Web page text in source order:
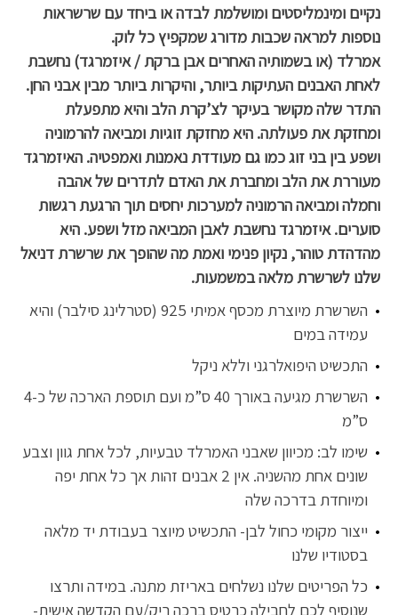
נקיים ומינמליסטים ומושלמת לבדה או ביחד עם שרשראות
נוספות למראה שכבות מדורג שמקפיץ כל לוק.
אמרלד (או בשמותיה האחרים אבן ברקת / איזמרגד) נחשבת
לאחת האבנים העתיקות ביותר, והיקרות ביותר מבין אבני החן.
התדר שלה מקושר בעיקר לצ’קרת הלב והיא מתפעלת
ומחזקת את פעולתה. היא מחזקת זוגיות ומביאה להרמוניה
ושפע בין בני זוג כמו גם מעודדת נאמנות ואמפטיה. האיזמרגד
מעוררת את הלב ומחברת את האדם לתדרים של אהבה
וחמלה ומביאה הרמוניה למערכות יחסים תוך הרגעת רגשות
סוערים. איזמרגד נחשבת לאבן המביאה מזל ושפע. היא
מהדהדת טוהר, נקיון פנימי ואמת מה שהופך את שרשרת דניאל
שלנו לשרשרת מלאה במשמעות.
השרשרת מיוצרת מכסף אמיתי 925 (סטרלינג סילבר) והיא
עמידה במים
התכשיט היפואלרגני וללא ניקל
השרשרת מגיעה באורך 40 ס”מ ועם תוספת הארכה של כ-4
ס”מ
שימו לב: מכיוון שאבני האמרלד טבעיות, לכל אחת גוון וצבע
שונים אחת מהשניה. אין 2 אבנים זהות אך כל אחת יפה
ומיוחדת בדרכה שלה
ייצור מקומי כחול לבן- התכשיט מיוצר בעבודת יד מלאה
בסטודיו שלנו
כל הפריטים שלנו נשלחים באריזת מתנה. במידה ותרצו
שנוסיף לכם לחבילה כרטיס ברכה ריק/עם הקדשה אישית-